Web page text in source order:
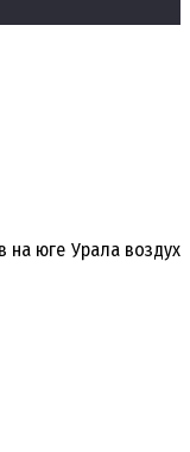
на юге Урала воздух